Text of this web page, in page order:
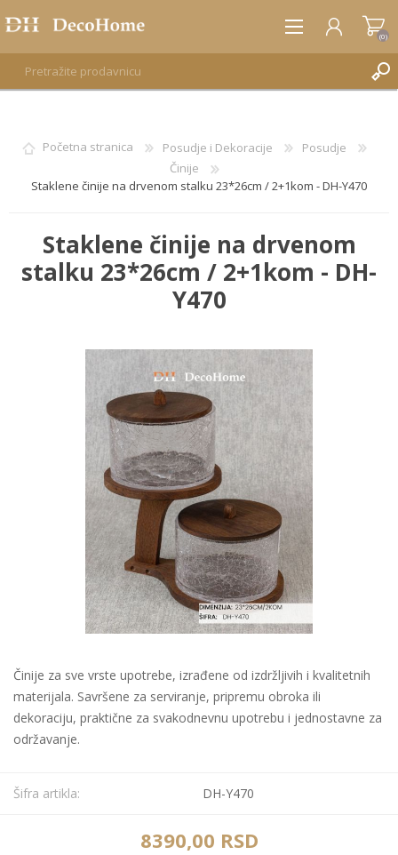
REGISTRUJTE SE
(0)
Početna stranica Posudje i Dekoracije
Posudje
Činije
Staklene činije na drvenom stalku 23*26cm / 2+1kom - DH-Y470
Staklene činije na drvenom
stalku 23*26cm / 2+1kom - DH-
Y470
Činije za sve vrste upotrebe, izrađene od izdržljivih i kvalitetnih
materijala. Savršene za serviranje, pripremu obroka ili
dekoraciju, praktične za svakodnevnu upotrebu i jednostavne za
održavanje.
Šifra artikla: DH-Y470
8390,00 RSD